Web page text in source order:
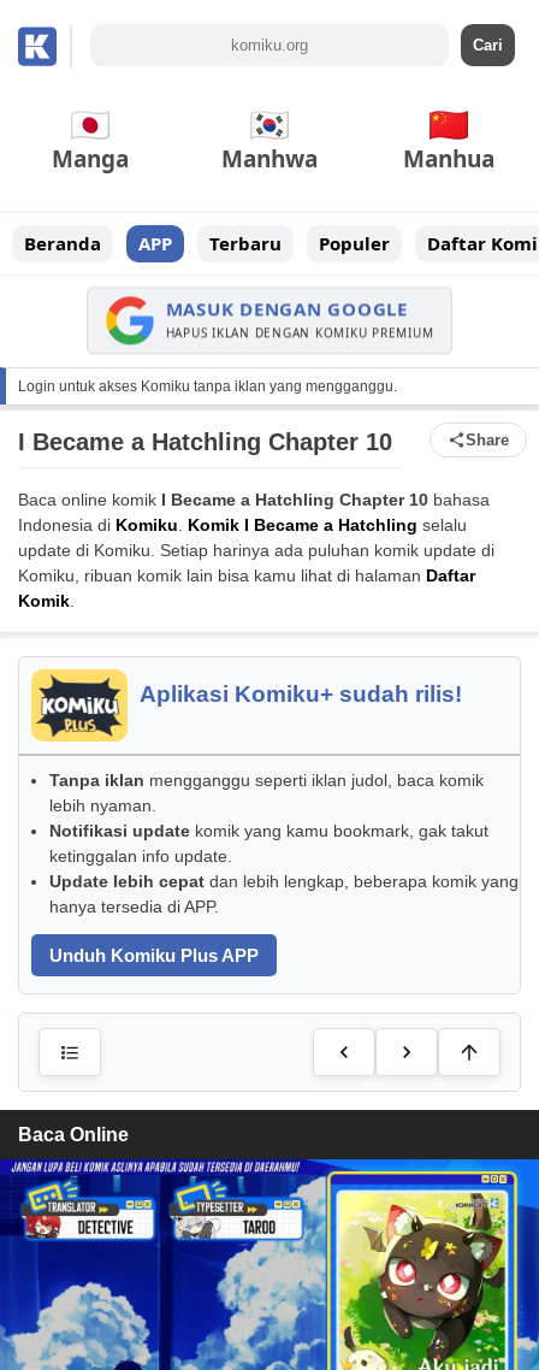
Manga Manhwa Manhua
Beranda APP Terbaru Populer Daftar
MASUK DENGAN GOOGLE
HAPUS IKLAN DENGAN KOMIKU PREMIUM
Login untuk akses Komiku tanpa iklan yang mengganggu.
I Became a Hatchling Chapter 10 Share
Baca online komik I Became a Hatchling Chapter 10 bahasa
Indonesia di Komiku. Komik I Became a Hatchling selalu
update di Komiku. Setiap harinya ada puluhan komik update di
Komiku, ribuan komik lain bisa kamu lihat di halaman Daftar
Komik.
Aplikasi Komiku+ sudah rilis!
Tanpa iklan mengganggu seperti iklan judol, baca komik
lebih nyaman.
Notifikasi update komik yang kamu bookmark, gak takut
ketinggalan info update.
Update lebih cepat dan lebih lengkap, beberapa komik yang
hanya tersedia di APP.
Unduh Komiku Plus APP
Baca Online